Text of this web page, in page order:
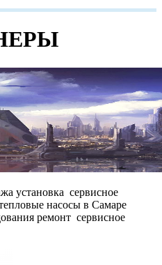
установка сервисное
насосы в Самаре
ремонт сервисное